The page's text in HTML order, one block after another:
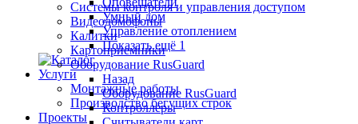
Умный дом
Управление отоплением
Показать ещё 1
Услуги
Монтажные работы
Производство бегущих строк
Проекты
Системы контроля и управления доступом
Видеодомофоны
Калитки
Картоприемники
Оборудование RusGuard
Назад
Оборудование RusGuard
Контроллеры